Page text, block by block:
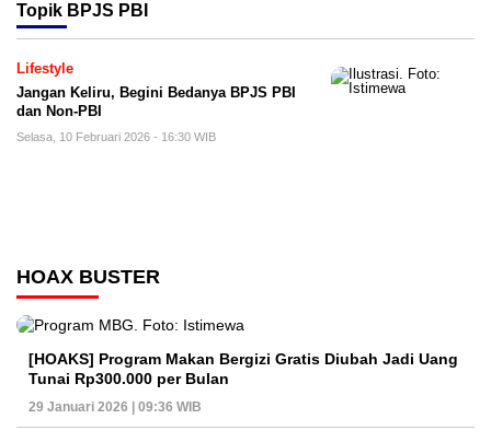
Topik BPJS PBI
Lifestyle
Jangan Keliru, Begini Bedanya BPJS PBI
dan Non-PBI
Selasa, 10 Februari 2026 - 16:30 WIB
HOAX BUSTER
[HOAKS] Program Makan Bergizi Gratis Diubah Jadi Uang
Tunai Rp300.000 per Bulan
29 Januari 2026 | 09:36 WIB